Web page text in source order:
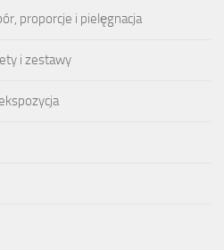
proporcje i pielęgnacja
i zestawy